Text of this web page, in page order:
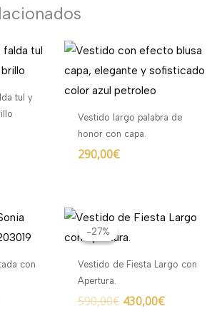
tul y
Vestido largo palabra de
honor con capa.
290,00€
con
-27%
-27%
Vestido de Fiesta Largo con
Apertura.
590,00€
El
original
era:
590,00€.
430,00€
El
precio
430,00€.